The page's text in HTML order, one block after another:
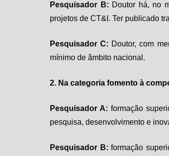
Pesquisador B: Doutor há, no
projetos de CT&I. Ter publicado
Pesquisador C: Doutor, com
mínimo de âmbito nacional.
2. Na categoria fomento à
Pesquisador A: formação
pesquisa, desenvolvimento e
Pesquisador B: formação